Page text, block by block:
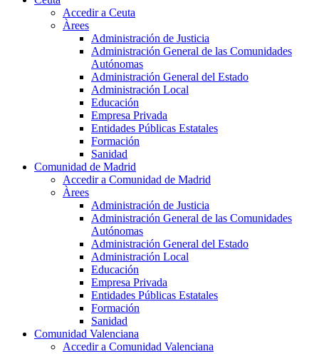
Accedir a Ceuta
Àrees
Administración de Justicia
Administración General de las Comunidades
Autónomas
Administración General del Estado
Administración Local
Educación
Empresa Privada
Entidades Públicas Estatales
Formación
Sanidad
Comunidad de Madrid
Accedir a Comunidad de Madrid
Àrees
Administración de Justicia
Administración General de las Comunidades
Autónomas
Administración General del Estado
Administración Local
Educación
Empresa Privada
Entidades Públicas Estatales
Formación
Sanidad
Comunidad Valenciana
Accedir a Comunidad Valenciana